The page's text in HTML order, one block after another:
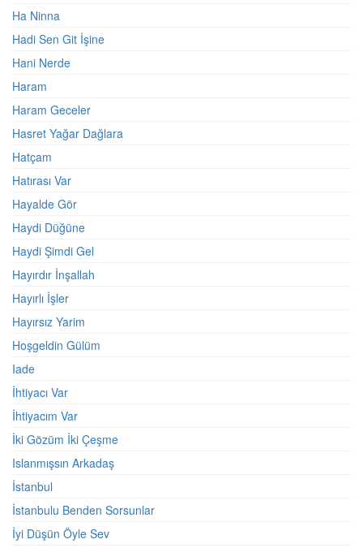
Ha Ninna
Hadi Sen Git İşine
Hani Nerde
Haram
Haram Geceler
Hasret Yağar Dağlara
Hatçam
Hatırası Var
Hayalde Gör
Haydi Düğüne
Haydi Şimdi Gel
Hayırdır İnşallah
Hayırlı İşler
Hayırsız Yarim
Hoşgeldin Gülüm
Iade
İhtiyacı Var
İhtiyacım Var
İki Gözüm İki Çeşme
Islanmışsın Arkadaş
İstanbul
İstanbulu Benden Sorsunlar
İyi Düşün Öyle Sev